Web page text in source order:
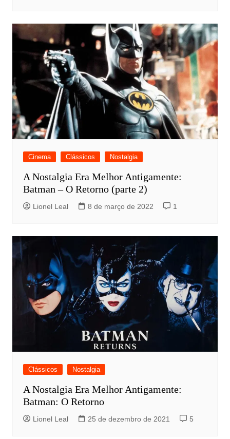
Cinema Clássicos Nostalgia
A Nostalgia Era Melhor Antigamente:
Batman – O Retorno (parte 2)
Lionel Leal 8 de março de 2022 1
Clássicos Nostalgia
A Nostalgia Era Melhor Antigamente:
Batman: O Retorno
Lionel Leal 25 de dezembro de 2021 5